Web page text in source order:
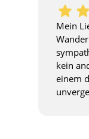
Mein
kein
einem